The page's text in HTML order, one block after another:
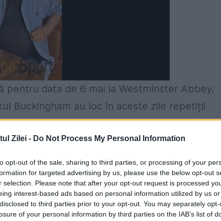
Zilei - Do Not Process My Personal Information
opt-out of the sale, sharing to third parties, or processing of your
for targeted advertising by us, please use the below opt-out
selection. Please note that after your opt-out request is processed
interest-based ads based on personal information utilized by us
to third parties prior to your opt-out. You may separately
of your personal information by third parties on the IAB’s list of
pentru data de 6 mai la Westminster Abbey.
Buckingham au loc în aceste zile repetiții
Regalăstabilit să amenajeze în acest loc o
membrii Familiei Regale să nu fie nevoiți să
încărcate.
Abbeya fost reprodus exact la
Familiei Regale pot să exerseze mersul
da seama care este locul lor în timpul